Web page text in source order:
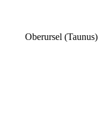
Oberursel (Taunus)